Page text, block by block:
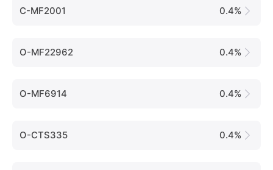
C-MF2001 0.4%
O-MF22962 0.4%
O-MF6914 0.4%
O-CTS335 0.4%